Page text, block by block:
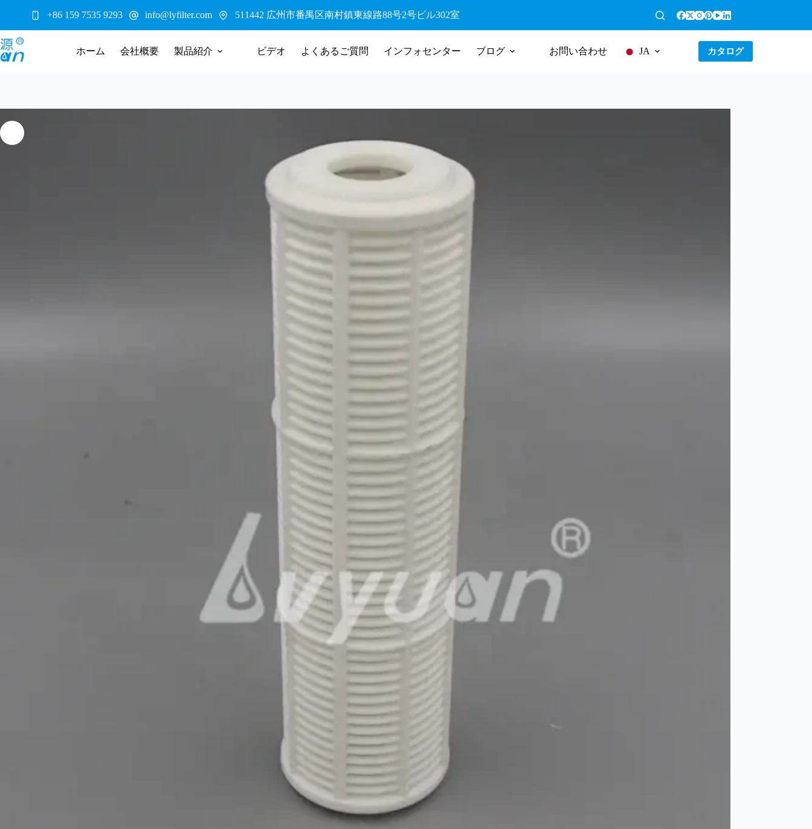
テ
ン
ツ
ッ
プ
+86 159 7535 9293 info@lyfilter.com 511442 広州市番禺区南村鎮東線路88号2号ビル302室
ホーム 会社概要 製品紹介 ビデオ よくあるご質問 インフォセンター ブログ お問い合わせ JA カタログ